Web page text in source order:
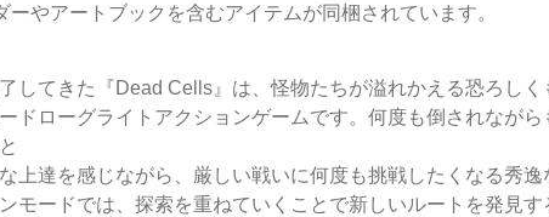
やアートブックを含むアイテムが同梱されています。
してきた『Dead Cells』は、怪物たちが溢れかえる恐ろしく
ドローグライトアクションゲームです。何度も倒されながら
上達を感じながら、厳しい戦いに何度も挑戦したくなる秀逸
モードでは、探索を重ねていくことで新しいルートを発見す